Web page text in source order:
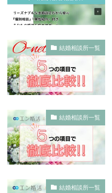
結婚相談所一覧
結婚相談所一覧
結婚相談所一覧